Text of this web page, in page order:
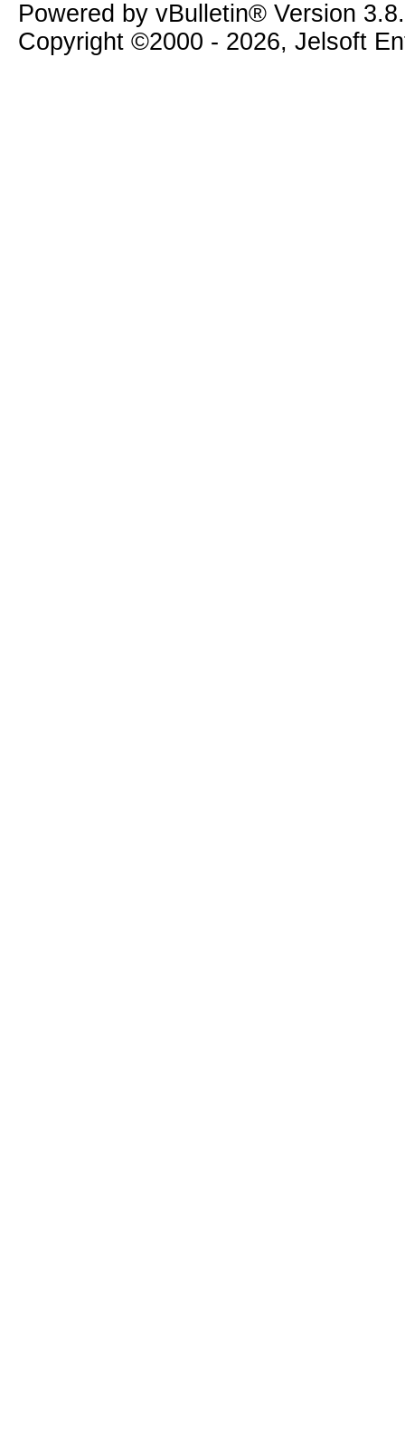
Powered by vBulletin® Version
Copyright ©2000 - 2026, Jelsoft